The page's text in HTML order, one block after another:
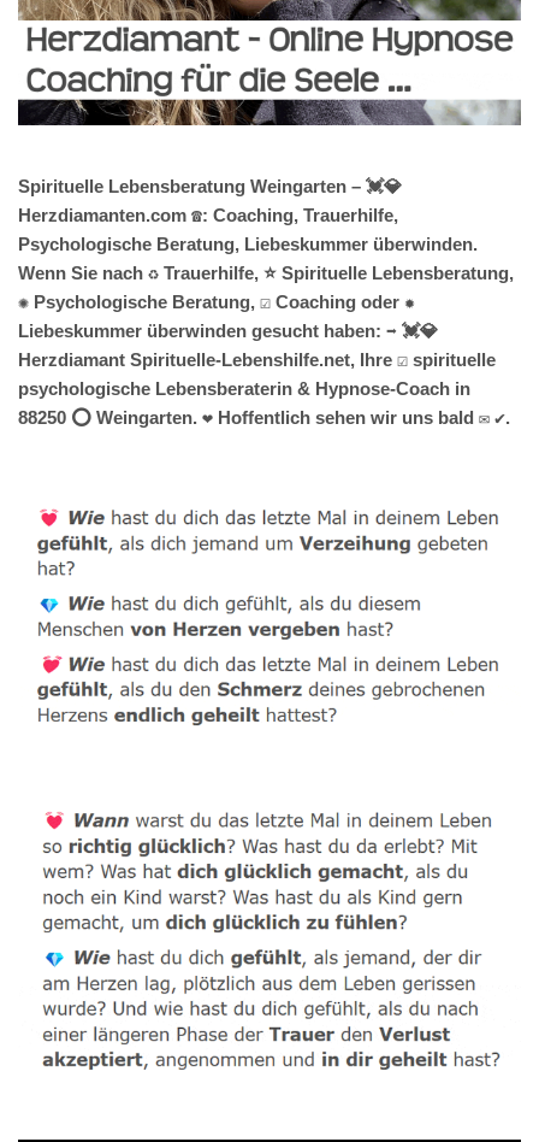
Spirituelle Lebensberatung Weingarten – 💓️💎
Herzdiamanten.com ☎️: Coaching, Trauerhilfe,
Psychologische Beratung, Liebeskummer überwinden.
Wenn Sie nach ♻ Trauerhilfe, ⭐ Spirituelle Lebensberatung,
✺ Psychologische Beratung, ☑️ Coaching oder ✹
Liebeskummer überwinden gesucht haben: ➡️ 💓️💎
Herzdiamant Spirituelle-Lebenshilfe.net, Ihre ☑️ spirituelle
psychologische Lebensberaterin & Hypnose-Coach in
88250 ⭕ Weingarten. ❤ Hoffentlich sehen wir uns bald ✉ ✔.